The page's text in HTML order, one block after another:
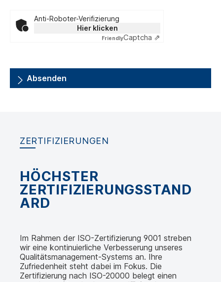
Anti-Roboter-Verifizierung
Hier klicken
FriendlyCaptcha ⇗
Absenden
ZERTIFIZIERUNGEN
HÖCHSTER
ZERTIFIZIERUNGSSTAND
ARD
Im Rahmen der ISO-Zertifizierung 9001 streben
wir eine kontinuierliche Verbesserung unseres
Qualitätsmanagement-Systems an. Ihre
Zufriedenheit steht dabei im Fokus. Die
Zertifizierung nach ISO-20000 belegt einen